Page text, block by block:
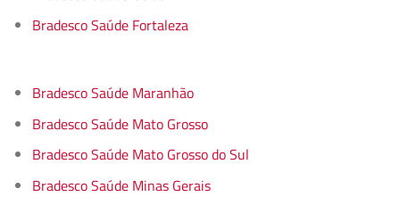
Bradesco Saúde Fortaleza
Bradesco Saúde Maranhão
Bradesco Saúde Mato Grosso
Bradesco Saúde Mato Grosso do Sul
Bradesco Saúde Minas Gerais